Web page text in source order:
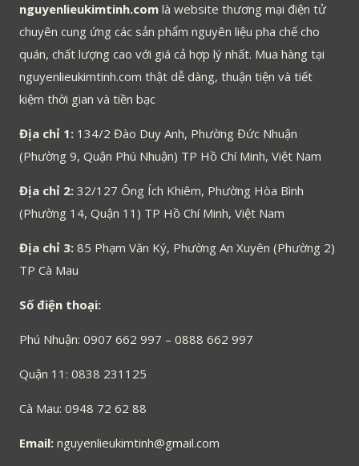
nguyenlieukimtinh.com là website thương mại điện tử
chuyên cung ứng các sản phẩm nguyên liệu pha chế cho
quán, chất lượng cao với giá cả hợp lý nhất. Mua hàng tại
nguyenlieukimtinh.com thật dễ dàng, thuận tiện và tiết
kiệm thời gian và tiền bạc
Địa chỉ 1: 134/2 Đào Duy Anh, Phường Đức Nhuận
(Phường 9, Quận Phú Nhuận) TP Hồ Chí Minh, Việt Nam
Địa chỉ 2: 32/127 Ông Ích Khiêm, Phường Hòa Bình
(Phường 14, Quận 11) TP Hồ Chí Minh, Việt Nam
Địa chỉ 3: 85 Phạm Văn Ký, Phường An Xuyên (Phường 2)
TP Cà Mau
Số điện thoại:
Phú Nhuận: 0907 662 997 – 0888 662 997
Quận 11: 0838 231125
Cà Mau: 0948 72 62 88
Email: nguyenlieukimtinh@gmail.com